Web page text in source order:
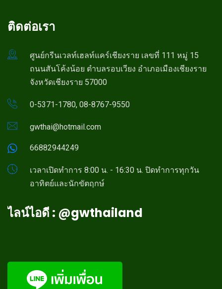
ติดต่อเรา
ศูนย์กรีนเวลท์เฮลท์แคร์เชียงราย เลขที่ 111 หมู่ 15
ถนนสันโค้งน้อย ตำบลรอบเวียง อำเภอเมืองเชียงราย
จังหวัดเชียงราย 57000
0-5371-1780, 08-8767-9550
gwthai@hotmail.com
66882944249
เวลาเปิดทำการ 8:00 น. - 16:30 น. ปิดทำการทุกวัน
อาทิตย์และนักขัตฤกษ์
ไลน์ไอดี : @gwthailand